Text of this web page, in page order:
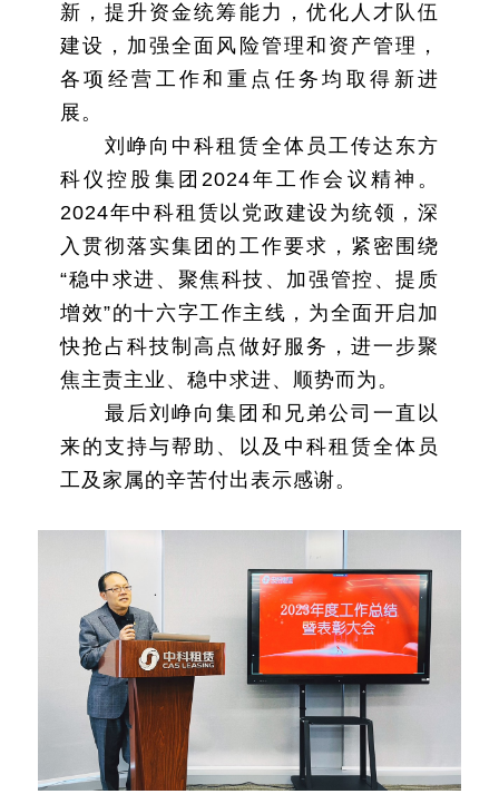
新，提升资金统筹能力，优化人才队伍
建设，加强全面风险管理和资产管理，
各项经营工作和重点任务均取得新进
展。
刘峥向中科租赁全体员工传达东方
科仪控股集团2024年工作会议精神。
2024年中科租赁以党政建设为统领，深
入贯彻落实集团的工作要求，紧密围绕
“稳中求进、聚焦科技、加强管控、提质
增效”的十六字工作主线，为全面开启加
快抢占科技制高点做好服务，进一步聚
焦主责主业、稳中求进、顺势而为。
最后刘峥向集团和兄弟公司一直以
来的支持与帮助、以及中科租赁全体员
工及家属的辛苦付出表示感谢。